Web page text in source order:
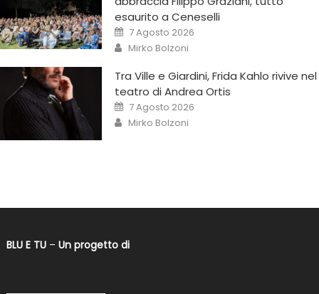
esaurito a Ceneselli
7 Agosto 2026
Mirko Bolzoni
Tra Ville e Giardini, Frida Kahlo rivive nel
teatro di Andrea Ortis
7 Agosto 2026
Mirko Bolzoni
BLU E TU– Un progetto di